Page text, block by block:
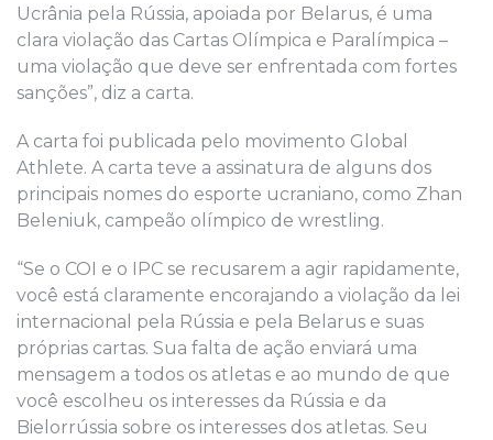
Ucrânia pela Rússia, apoiada por Belarus, é uma
clara violação das Cartas Olímpica e Paralímpica –
uma violação que deve ser enfrentada com fortes
sanções”, diz a carta.
A carta foi publicada pelo movimento Global
Athlete. A carta teve a assinatura de alguns dos
principais nomes do esporte ucraniano, como Zhan
Beleniuk, campeão olímpico de wrestling.
“Se o COI e o IPC se recusarem a agir rapidamente,
você está claramente encorajando a violação da lei
internacional pela Rússia e pela Belarus e suas
próprias cartas. Sua falta de ação enviará uma
mensagem a todos os atletas e ao mundo de que
você escolheu os interesses da Rússia e da
Bielorrússia sobre os interesses dos atletas. Seu